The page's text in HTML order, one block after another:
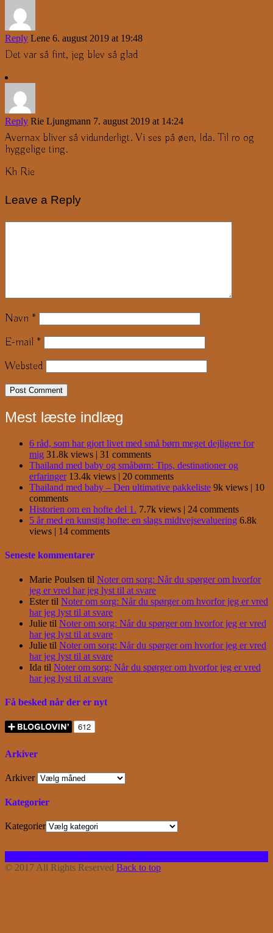
Reply Lene 6. august 2019 at 19:48
Det var så fint, jeg blev så glad
Reply Rie Ljungmann 7. august 2019 at 14:24
Avernax bliver så vidunderligt. Vi ses på øen, Ida. Til ro og
hyggelige ting.
Kh Rie
Leave a Reply
Navn *
E-mail *
Websted
Mest læste indlæg
6 råd, som har gjort livet med små børn meget dejligere for
mig 31.8k views | 31 comments
Thailand med baby og småbørn: Tips, destinationer og
erfaringer 13.4k views | 20 comments
Thailand med baby – Den ultimative pakkeliste 9k views | 10
comments
Historien om en hofte del 1. 7.7k views | 24 comments
5 år med en kunstig hofte: en slags midtvejsevaluering 6.8k
views | 14 comments
Seneste kommentarer
Marie Poulsen til Noter om sorg: Når du spørger om hvorfor
jeg er vred har jeg lyst til at svare
Estertil Noter om sorg: Når du spørger om hvorfor jeg er vred
har jeg lyst til at svare
Julie til Noter om sorg: Når du spørger om hvorfor jeg er vred
har jeg lyst til at svare
Julie til Noter om sorg: Når du spørger om hvorfor jeg er vred
har jeg lyst til at svare
Ida til Noter om sorg: Når du spørger om hvorfor jeg er vred
har jeg lyst til at svare
Få besked når der er nyt
Arkiver
Arkiver
Kategorier
Kategorier
© 2017 All Rights Reserved Back to top